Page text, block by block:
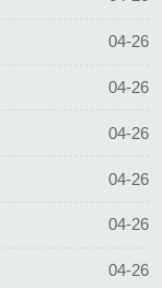
04-26
04-26
04-26
04-26
04-26
04-26